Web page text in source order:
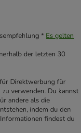
* Es gelten
der letzten 30
Direktwerbung für
verwenden. Du kannst
andere als die
indem du den
findest du